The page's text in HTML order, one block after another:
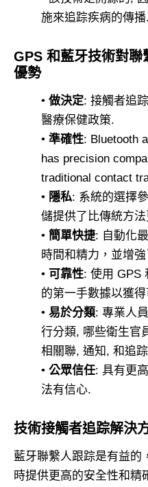
施來追踪疾病的傳播.
GPS 和藍牙技術對聯
優勢
• 做決定: 接觸者追
醫療保健政策.
• 準確性: Bluetooth
has precision
traditional contact
• 隱私: 系統的選擇
儲提供了比傳統方
• 簡單快捷: 自動化
時間和精力，並增
• 可靠性: 使用 GPS
的第一手數據以獲
• 易於分類: 專業人
行分類, 哪些衛生官
相關聯, 通知, 和追
• 公眾信任: 具有更
法有信心.
技術接觸者追踪解決
藍牙聯繫人跟踪是有益的
時提供更高的安全性和精